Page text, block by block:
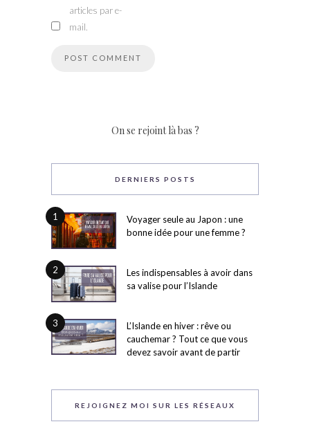
articles par e-
mail.
On se rejoint là bas ?
DERNIERS POSTS
1
Voyager seule au Japon : une
bonne idée pour une femme ?
2
Les indispensables à avoir dans
sa valise pour l’Islande
3
L’Islande en hiver : rêve ou
cauchemar ? Tout ce que vous
devez savoir avant de partir
REJOIGNEZ MOI SUR LES RÉSEAUX